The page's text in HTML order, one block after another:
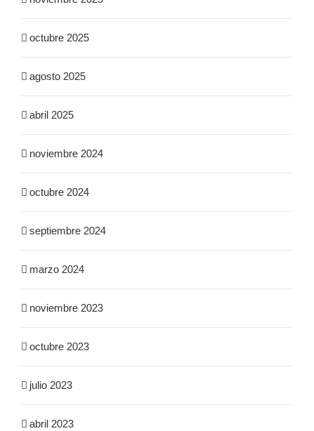
octubre 2025
agosto 2025
abril 2025
noviembre 2024
octubre 2024
septiembre 2024
marzo 2024
noviembre 2023
octubre 2023
julio 2023
abril 2023